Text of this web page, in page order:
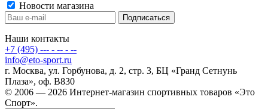
Новости магазина
Наши контакты
+7 (495) --- - -- - --
info@eto-sport.ru
г. Москва, ул. Горбунова, д. 2, стр. 3, БЦ «Гранд Сетнунь
Плаза», оф. В830
© 2006 — 2026 Интернет-магазин спортивных товаров «Это
Спорт».